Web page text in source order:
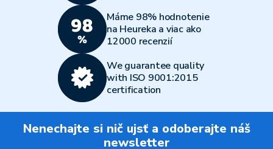
Máme 98% hodnotenie
na Heureka a viac ako
12000 recenzií
We guarantee quality
with ISO 9001:2015
certification
Nenechajte si nič ujsť a odoberajte náš
newsletter